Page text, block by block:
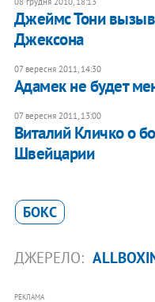
Джеймс Тони
Джексона
07 вересня 2011, 14:30
Адамек не будет
07 вересня 2011, 13:00
Виталий Кличко о
Швейцарии
БОКС
ДЖЕРЕЛО:
РЕКЛАМА